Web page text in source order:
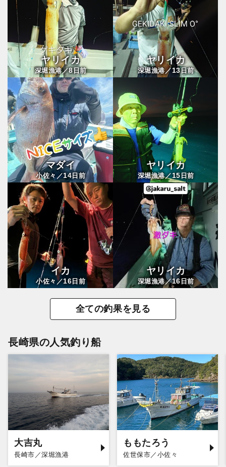
ヤリイカ
深堀漁港／8日前
ヤリイカ
深堀漁港／ 13日前
マダイ
小佐々／14日前
ヤリイカ
深堀漁港／ 15 日前
イカ
小佐々／16日前
ヤリイカ
深堀漁港／16 日前
全ての釣果を見る
長崎県の人気釣り船
大吉丸
長崎市／深堀漁港
ももたろう
佐世保市／小佐々